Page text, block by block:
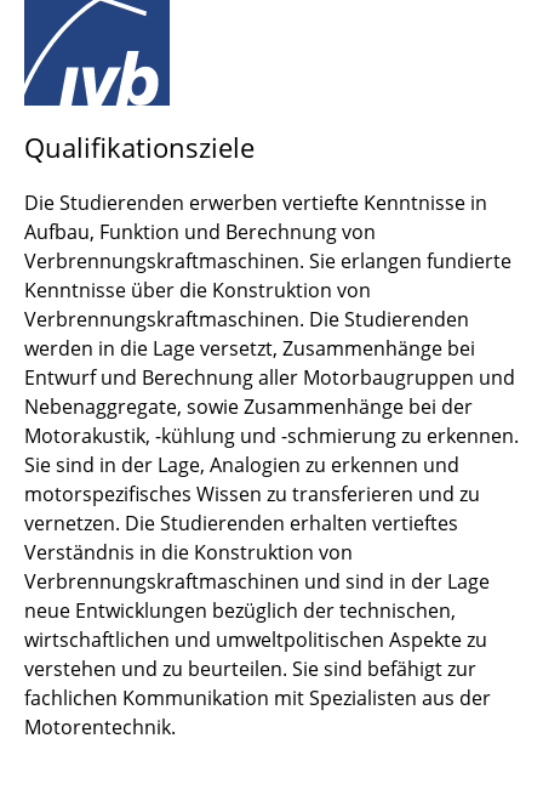
Qualifikationsziele
Die Studierenden erwerben vertiefte Kenntnisse in
Aufbau, Funktion und Berechnung von
Verbrennungskraftmaschinen. Sie erlangen fundierte
Kenntnisse über die Konstruktion von
Verbrennungskraftmaschinen. Die Studierenden
werden in die Lage versetzt, Zusammenhänge bei
Entwurf und Berechnung aller Motorbaugruppen und
Nebenaggregate, sowie Zusammenhänge bei der
Motorakustik, -kühlung und -schmierung zu erkennen.
Sie sind in der Lage, Analogien zu erkennen und
motorspezifisches Wissen zu transferieren und zu
vernetzen. Die Studierenden erhalten vertieftes
Verständnis in die Konstruktion von
Verbrennungskraftmaschinen und sind in der Lage
neue Entwicklungen bezüglich der technischen,
wirtschaftlichen und umweltpolitischen Aspekte zu
verstehen und zu beurteilen. Sie sind befähigt zur
fachlichen Kommunikation mit Spezialisten aus der
Motorentechnik.